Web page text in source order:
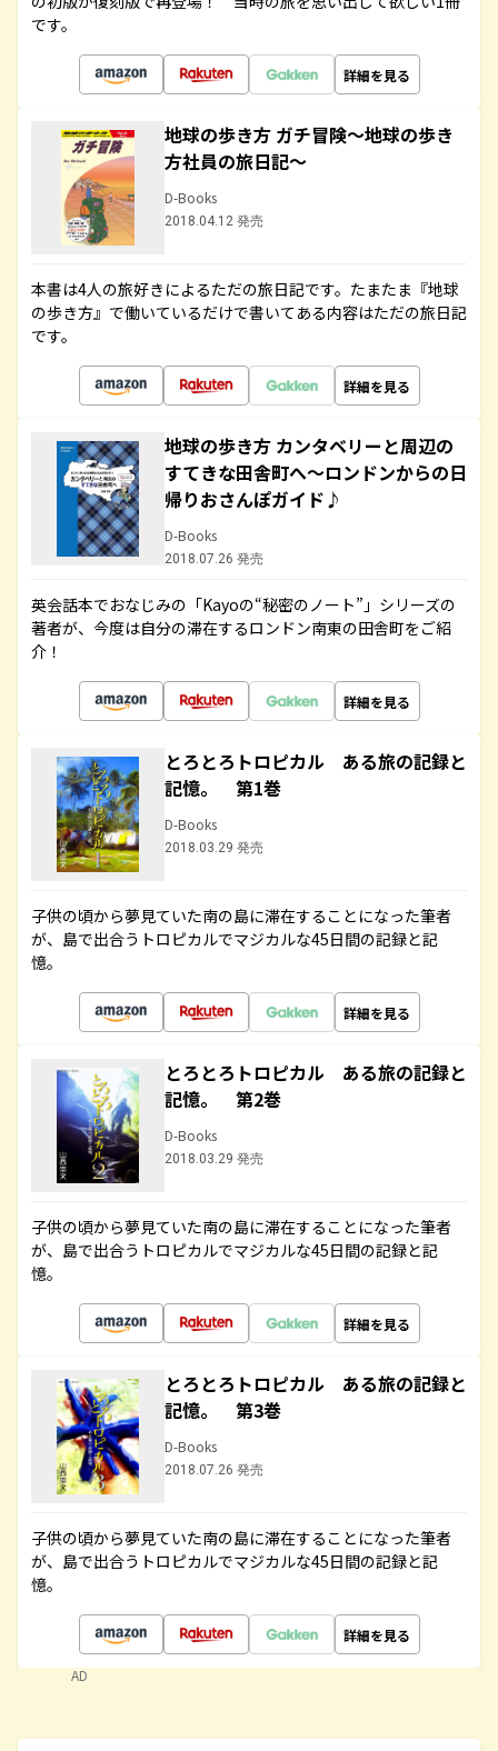
です。
詳細を見る
地球の歩き方 ガチ冒険～地球の歩き
方社員の旅日記～
D-Books
2018.04.12 発売
本書は4人の旅好きによるただの旅日記です。たまたま『地球
の歩き方』で働いているだけで書いてある内容はただの旅日記
です。
詳細を見る
地球の歩き方 カンタベリーと周辺の
すてきな田舎町へ～ロンドンからの日
帰りおさんぽガイド♪
D-Books
2018.07.26 発売
英会話本でおなじみの「Kayoの“秘密のノート”」シリーズの
著者が、今度は自分の滞在するロンドン南東の田舎町をご紹
介！
詳細を見る
とろとろトロピカル ある旅の記録と
記憶。 第1巻
D-Books
2018.03.29 発売
子供の頃から夢見ていた南の島に滞在することになった筆者
が、島で出合うトロピカルでマジカルな45日間の記録と記
憶。
詳細を見る
とろとろトロピカル ある旅の記録と
記憶。 第2巻
D-Books
2018.03.29 発売
子供の頃から夢見ていた南の島に滞在することになった筆者
が、島で出合うトロピカルでマジカルな45日間の記録と記
憶。
詳細を見る
とろとろトロピカル ある旅の記録と
記憶。 第3巻
D-Books
2018.07.26 発売
子供の頃から夢見ていた南の島に滞在することになった筆者
が、島で出合うトロピカルでマジカルな45日間の記録と記
憶。
詳細を見る
AD